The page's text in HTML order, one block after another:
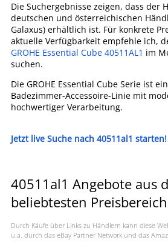
Die Suchergebnisse zeigen, dass der
deutschen und österreichischen
Galaxus) erhältlich ist. Für konkrete
aktuelle Verfügbarkeit empfehle ich,
GROHE Essential Cube 40511AL1 im
suchen.
Die GROHE Essential Cube Serie ist
Badezimmer-Accessoire-Linie mit
hochwertiger Verarbeitung.
Jetzt live Suche nach 40511al1 starten!
40511al1 Angebote aus
beliebtesten
Durch Käufe über Links zu Händlern kann diese
u.a. durch das eBay Partner Network und das